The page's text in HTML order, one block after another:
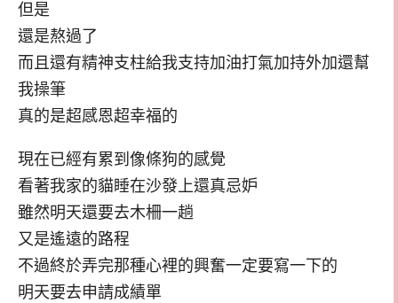
但是
還是熬過了
而且還有精神支柱給我支持加油打氣加持外加還幫
我操筆
真的是超感恩超幸福的
現在已經有累到像條狗的感覺
看著我家的貓睡在沙發上還真忌妒
雖然明天還要去木柵一趟
又是遙遠的路程
不過終於弄完那種心裡的興奮一定要寫一下的
明天要去申請成績單